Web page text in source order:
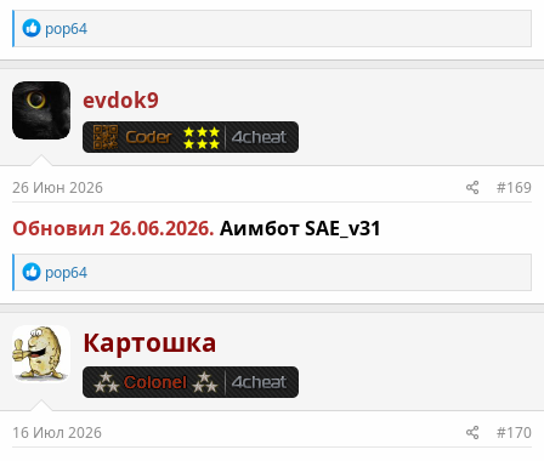
Р
е
а
к
ц
и
и
:
pop64
evdok9
26 Июн 2026 #169
Обновил 26.06.2026. Аимбот SAE_v31
Р
е
а
к
ц
и
и
:
pop64
Картошка
16 Июл 2026 #170